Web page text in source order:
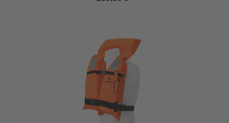
garantieren optimalen Tragekomfort auch bei mehreren Stunden.
Die Automatikweste hat die größte Patrone und garantiert somit
absolute Sicherheit und Auftrieb, auch für schwerere Personen. Die
Weste ist mit einem Schrittgurt und mit einem D-Ring (Harness - zum
Einhängen der Lifeline) ausgestattet. Reißverschluss an der
Außenhülle, Sichtfenster und Reflektoren. Europäisches Erzeugnis